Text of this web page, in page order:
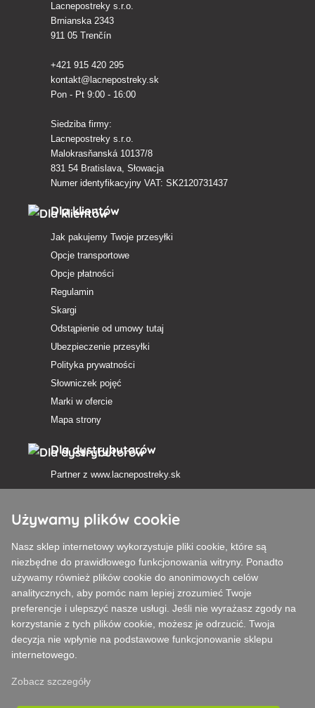
Lacnepostreky s.r.o.
Brnianska 2343
911 05 Trenčín
+421 915 420 295
kontakt@lacnepostreky.sk
Pon - Pt 9:00 - 16:00
Siedziba firmy:
Lacnepostreky s.r.o.
Malokrasňanská 10137/8
831 54 Bratislava, Słowacja
Numer identyfikacyjny VAT: SK2120731437
Dla klientów
Jak pakujemy Twoje przesyłki
Opcje transportowe
Opcje płatności
Regulamin
Skargi
Odstąpienie od umowy tutaj
Ubezpieczenie przesyłki
Polityka prywatności
Słowniczek pojęć
Marki w ofercie
Mapa strony
Dla dystrybutorów
Partner z www.lacnepostreky.sk
Zawsze służymy fachową poradą
Reklamacje są rozpatrywane w ciągu 24 godzin
85% towarów w magazynie
Używamy plików cookie
Nasz sklep internetowy wykorzystuje pliki cookie, które są
niezbędne do prawidłowego funkcjonowania witryny. Ponadto
używamy również plików cookie do anonimowych celów
analitycznych, aby pomóc nam lepiej zrozumieć Twoje
preferencje i ulepszyć nasze usługi. Jeśli nie wyrażasz zgody na
korzystanie z tych plików cookie, możesz je odrzucić. Twoja
decyzja nie wpłynie na podstawowe funkcjonowanie sklepu
internetowego.
Zobacz szczegóły